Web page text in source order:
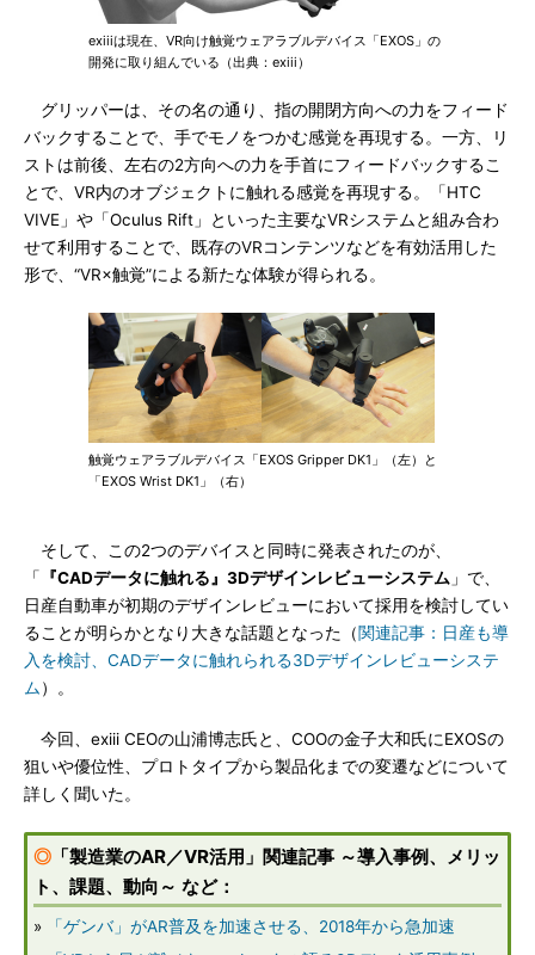
exiiiは現在、VR向け触覚ウェアラブルデバイス「EXOS」の
開発に取り組んでいる（出典：exiii）
グリッパーは、その名の通り、指の開閉方向への力をフィード
バックすることで、手でモノをつかむ感覚を再現する。一方、リ
ストは前後、左右の2方向への力を手首にフィードバックするこ
とで、VR内のオブジェクトに触れる感覚を再現する。「HTC
VIVE」や「Oculus Rift」といった主要なVRシステムと組み合わ
せて利用することで、既存のVRコンテンツなどを有効活用した
形で、“VR×触覚”による新たな体験が得られる。
触覚ウェアラブルデバイス「EXOS Gripper DK1」（左）と
「EXOS Wrist DK1」（右）
そして、この2つのデバイスと同時に発表されたのが、
「
『CADデータに触れる』3Dデザインレビューシステム 」で、
日産自動車が初期のデザインレビューにおいて採用を検討してい
ることが明らかとなり大きな話題となった（関連記事：日産も導
入を検討、CADデータに触れられる3Dデザインレビューシステ
ム）。
今回、exiii CEOの山浦博志氏と、COOの金子大和氏にEXOSの
狙いや優位性、プロトタイプから製品化までの変遷などについて
詳しく聞いた。
◎ 「製造業のAR／VR活用」関連記事 ～導入事例、メリッ
ト、課題、動向～ など：
»
「ゲンバ」がAR普及を加速させる、2018年から急加速